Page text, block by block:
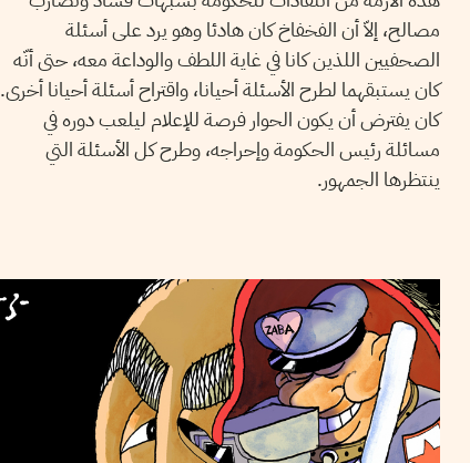
مصالح، إلاّ أن الفخفاخ كان هادئا وهو يرد على أسئلة
الصحفيين اللذين كانا في غاية اللطف والوداعة معه، حتى أنّه
كان يستبقهما لطرح الأسئلة أحيانا، واقتراح أسئلة أحيانا أخرى.
كان يفترض أن يكون الحوار فرصة للإعلام ليلعب دوره في
مسائلة رئيس الحكومة وإحراجه، وطرح كل الأسئلة التي
ينتظرها الجمهور.